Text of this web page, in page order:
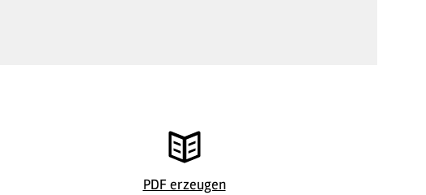
PDF erzeugen